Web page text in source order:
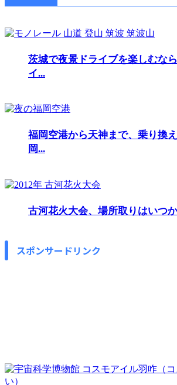
茨城で夜景ドライブを楽しむな
イ...
福岡空港から天神まで、乗り換
岡...
古河花火大会、場所取りはいつ
スポンサードリンク